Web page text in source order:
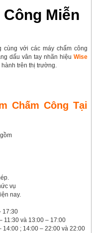
Công Miễn
cùng với các máy chấm công
dấu vân tay nhãn hiệu Wise
hành trên thị trường.
Chấm Công Tại
vụ
nay.
17:30
11:30 và 13:00 – 17:00
14:00 ; 14:00 – 22:00 và 22:00